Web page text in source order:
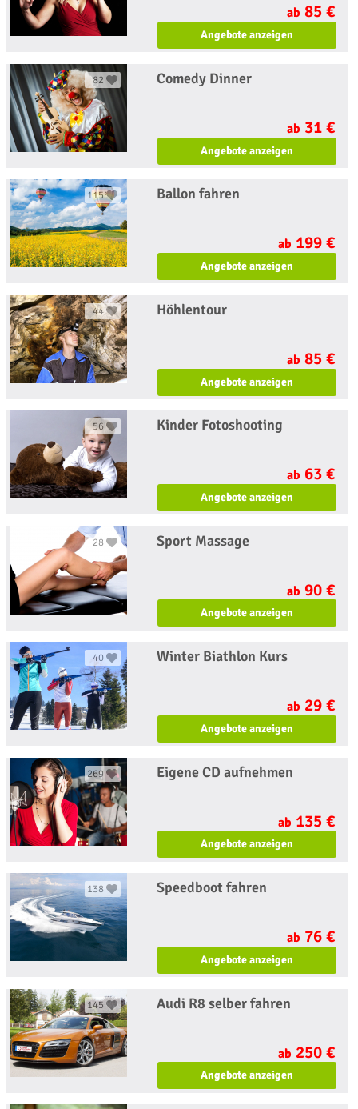
ab 85 €
Angebote anzeigen
82 Comedy Dinner
ab 31 €
Angebote anzeigen
1155 Ballon fahren
ab 199 €
Angebote anzeigen
44 Höhlentour
ab 85 €
Angebote anzeigen
56 Kinder Fotoshooting
ab 63 €
Angebote anzeigen
28 Sport Massage
ab 90 €
Angebote anzeigen
40 Winter Biathlon Kurs
ab 29 €
Angebote anzeigen
269 Eigene CD aufnehmen
ab 135 €
Angebote anzeigen
138 Speedboot fahren
ab 76 €
Angebote anzeigen
145 Audi R8 selber fahren
ab 250 €
Angebote anzeigen